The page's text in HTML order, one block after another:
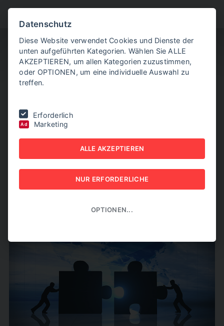
Big Deal: Kaufen statt gründen
BIG DEAL: KAUFEN
STATT GRÜNDEN
NEW BUSINESS - NR. 4, MAI 2017
Datenschutz
Diese Website verwendet Cookies und Dienste der
unten aufgeführten Kategorien. Wählen Sie ALLE
AKZEPTIEREN, um allen Kategorien zuzustimmen,
oder OPTIONEN, um eine individuelle Auswahl zu
treffen.
Erforderlich
Ad Marketing
ALLE AKZEPTIEREN
NUR ERFORDERLICHE
OPTIONEN...